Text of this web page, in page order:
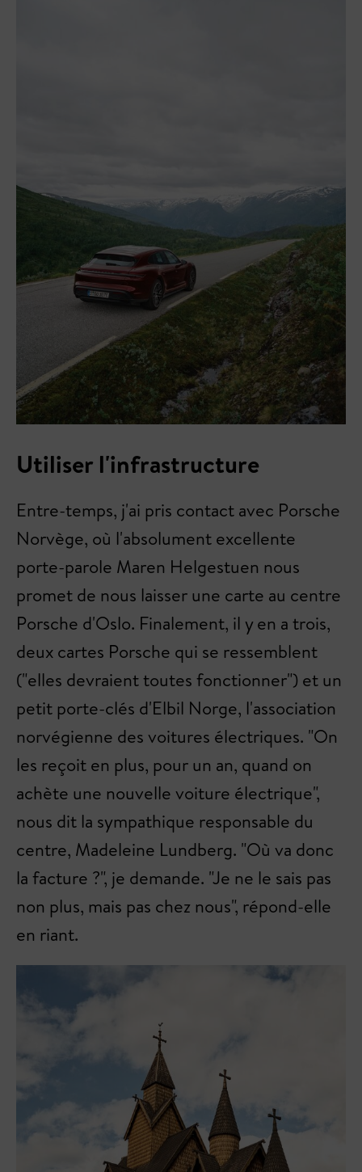
Utiliser l'infrastructure
Entre-temps, j'ai pris contact avec Porsche
Norvège, où l'absolument excellente
porte-parole Maren Helgestuen nous
promet de nous laisser une carte au centre
Porsche d'Oslo. Finalement, il y en a trois,
deux cartes Porsche qui se ressemblent
("elles devraient toutes fonctionner") et un
petit porte-clés d'Elbil Norge, l'association
norvégienne des voitures électriques. "On
les reçoit en plus, pour un an, quand on
achète une nouvelle voiture électrique",
nous dit la sympathique responsable du
centre, Madeleine Lundberg. "Où va donc
la facture ?", je demande. "Je ne le sais pas
non plus, mais pas chez nous", répond-elle
en riant.